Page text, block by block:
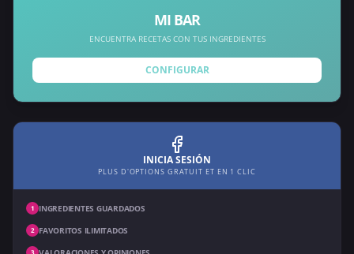
MI BAR
ENCUENTRA RECETAS CON TUS INGREDIENTES
CONFIGURAR
INICIA SESIÓN
PLUS D'OPTIONS GRATUIT ET EN 1 CLIC
1 INGREDIENTES GUARDADOS
2 FAVORITOS ILIMITADOS
3